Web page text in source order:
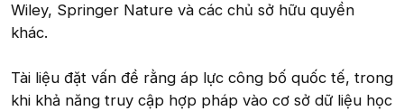
Wiley, Springer Nature và các chủ sở hữu quyền
khác.
Tài liệu đặt vấn đề rằng áp lực công bố quốc tế, trong
khi khả năng truy cập hợp pháp vào cơ sở dữ liệu học